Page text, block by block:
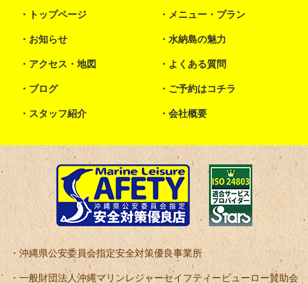
トップページ メニュー・プラン
お知らせ 水納島の魅力
アクセス・地図 よくある質問
ブログ ご予約はコチラ
スタッフ紹介 会社概要
沖縄県公安委員会指定安全対策優良事業所
一般財団法人沖縄マリンレジャーセイフティービューロー賛助会